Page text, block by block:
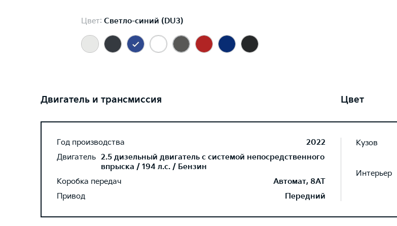
Цвет: Светло-синий (DU3)
Двигатель и трансмиссия
Год производства
2022
Двигатель 2.5 дизельный двигатель с системой непосредственного
впрыска / 194 л.с. / Бензин
Коробка передач
Автомат, 8AT
Привод
Передний
Цвет
Кузов
Интерьер